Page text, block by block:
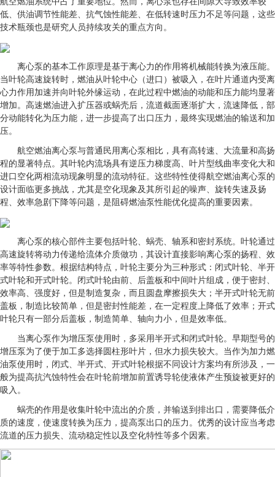
低、供油调节性能差、抗气蚀性能差、在低转速时压力不足等问题，这些
技术瓶颈也是研究人员持续攻关的重点方向。
离心泵的基本工作原理是基于离心力的作用将机械能转换为液压能。
当叶轮高速旋转时，燃油从叶轮中心（进口）被吸入，在叶片通道内受离
心力作用加速并向叶轮外缘运动，在此过程中燃油的动能和压力能均显著
增加。高速燃油进入扩压器或蜗壳后，流道截面逐渐扩大，流速降低，部
分动能转化为压力能，进一步提高了出口压力，最终实现燃油的输送和加
压。
航空燃油离心泵与普通民用离心泵相比，具有高转速、大流量和高扬
程的显著特点。其叶轮内流场具有逆压力梯度高、叶片型线曲率变化大和
进口空化两相流动现象明显的流动特征。这些特性使得航空燃油离心泵的
设计面临更多挑战，尤其是空化现象及其所引起的噪声、旋转失速及扬
程、效率急剧下降等问题，是阻碍燃油泵性能优化提高的重要因素。
离心泵的核心部件主要包括叶轮、蜗壳、轴系和密封系统。叶轮通过
高速旋转将动力传递给流体介质做功，其设计直接影响离心泵的扬程、效
率等特性参数。根据结构特点，叶轮主要分为三种形式：闭式叶轮、半开
式叶轮和开式叶轮。闭式叶轮由前、后盖板和中间叶片组成，便于密封、
效率高、强度好，但是制造复杂，而且圆盘摩擦损失大；半开式叶轮无前
盖板，制造比较简单，但是密封性能差，在一定程度上降低了效率；开式
叶轮只有一部分后盖板，制造简单、轴向力小，但是效率低。
当离心泵作为增压泵使用时，多采用半开式和闭式叶轮。早期型号的
增压泵为了便于加工多选择圆柱形叶片，但水力损失较大。当作为加力燃
油泵使用时，闭式、半开式、开式叶轮根据不同设计方案均有所涉及，一
般为提高抗汽蚀特性会在叶轮前增加前置诱导轮使液体产生预旋被更好的
吸入。
蜗壳的作用是收集叶轮中流出的介质，并输送到排出口，需要降低介
质的速度，使速度转换为压力，提高泵出口的压力。优秀的设计应当考虑
流道的压力损失、流动稳定性以及空化特性等多个因素。